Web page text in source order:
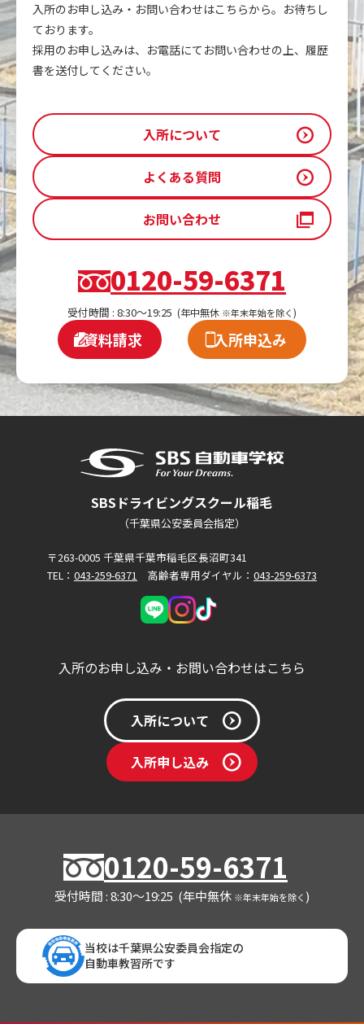
入所のお申し込み・お問い合わせはこちらから。お待ちし
ております。
採用のお申し込みは、お電話にてお問い合わせの上、履歴
書を送付してください。
入所について
よくある質問
お問い合わせ
0120-59-6371
受付時間 : 8:30～19:25 (年中無休 ※年末年始を除く)
資料請求 入所申込み
SBSドライビングスクール稲毛
（千葉県公安委員会指定）
0120-59-6371
受付時間 : 8:30～19:25 (年中無休 ※年末年始を除く )
当校は千葉県公安委員会指定の
自動車教習所です
〒263-0005 千葉県千葉市稲毛区長沼町341
TEL： 043-259-6371 高齢者専用ダイヤル： 043-259-6373
入所のお申し込み・お問い合わせはこちら
入所について
入所申し込み